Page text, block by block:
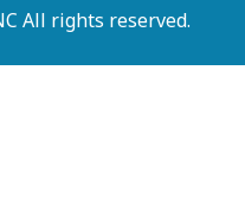
All rights reserved.